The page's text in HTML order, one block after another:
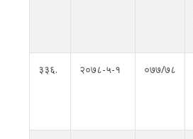
३३६. २०७८-५-१ ०७७/७८